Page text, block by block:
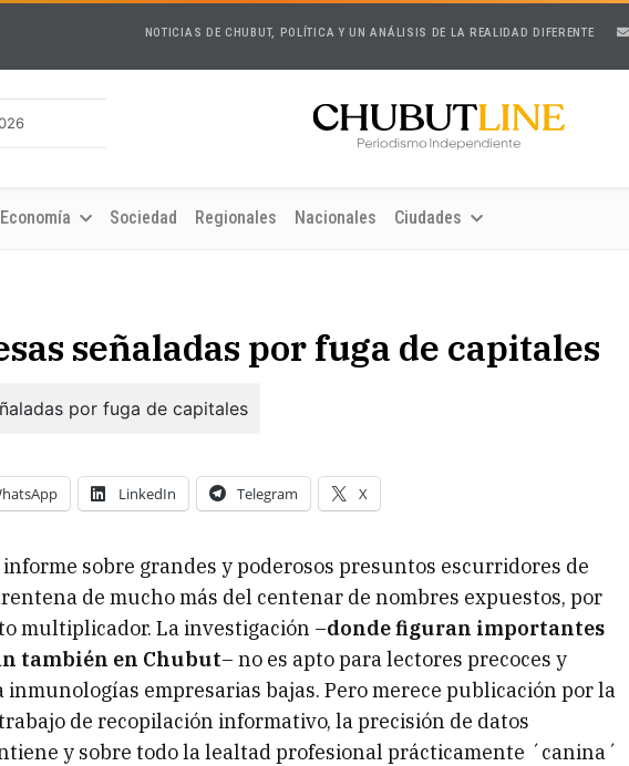
NOTICIAS DE CHUBUT, POLÍTICA Y UN ANÁLISIS DE LA REALIDAD DIFERENTE
Economía Sociedad Regionales Nacionales Ciudades
señaladas por fuga de capitales
LinkedIn Telegram X
sobre grandes y poderosos presuntos escurridores de
de mucho más del centenar de nombres expuestos, por
multiplicador. La investigación –donde figuran importantes
también en Chubut– no es apto para lectores precoces y
inmunologías empresarias bajas. Pero merece publicación por la
de recopilación informativo, la precisión de datos
y sobre todo la lealtad profesional prácticamente ´canina´